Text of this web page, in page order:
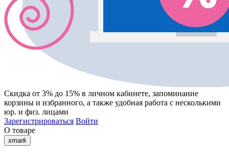
Скидка от 3% до 15% в личном кабинете, запоминание
корзины и избранного, а также удобная работа с несколькими
юр. и физ. лицами
Зарегистрироваться Войти
О товаре
xmark